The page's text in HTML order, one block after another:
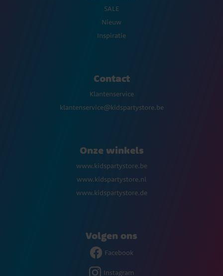
SALE
Nieuw
Inspiratie
Contact
Klantenservice
klantenservice@kidspartystore.be
Onze winkels
www.kidspartystore.be
www.kidspartystore.nl
www.kidspartystore.de
Volgen ons
Facebook
Instagram